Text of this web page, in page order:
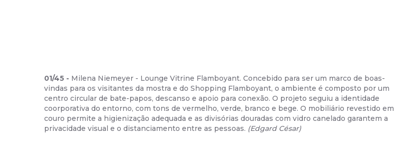
01/45 - Milena Niemeyer - Lounge Vitrine Flamboyant. Concebido para ser um marco de boas-
vindas para os visitantes da mostra e do Shopping Flamboyant, o ambiente é composto por um
centro circular de bate-papos, descanso e apoio para conexão. O projeto seguiu a identidade
coorporativa do entorno, com tons de vermelho, verde, branco e bege. O mobiliário revestido em
couro permite a higienização adequada e as divisórias douradas com vidro canelado garantem a
privacidade visual e o distanciamento entre as pessoas. (Edgard César)